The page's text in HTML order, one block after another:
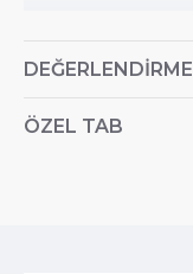
DEĞERLENDIRME
ÖZEL TAB